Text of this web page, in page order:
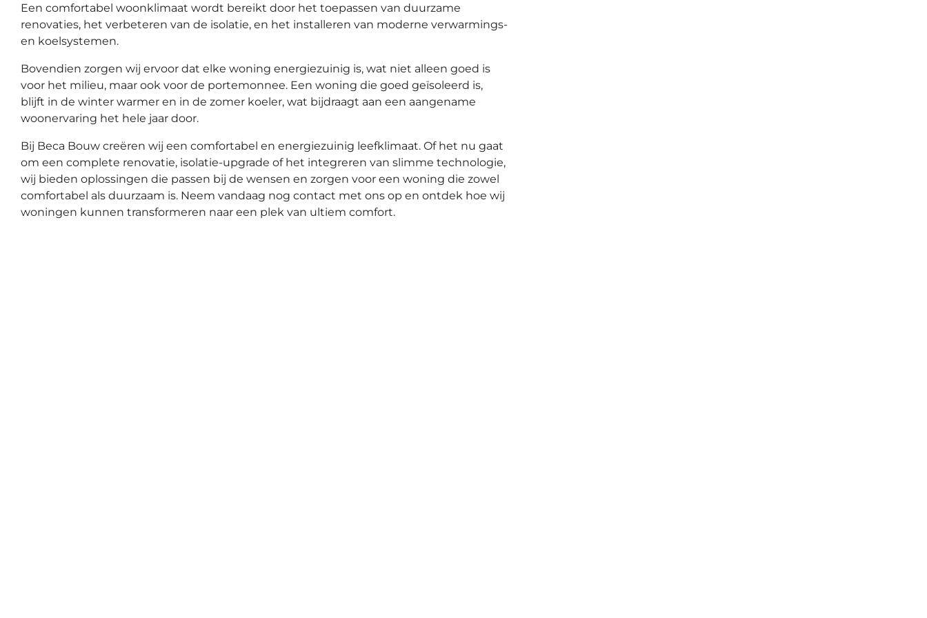
Een comfortabel woonklimaat wordt bereikt door het toepassen van duurzame
renovaties, het verbeteren van de isolatie, en het installeren van moderne verwarmings-
en koelsystemen.
Bovendien zorgen wij ervoor dat elke woning energiezuinig is, wat niet alleen goed is
voor het milieu, maar ook voor de portemonnee. Een woning die goed geïsoleerd is,
blijft in de winter warmer en in de zomer koeler, wat bijdraagt aan een aangename
woonervaring het hele jaar door.
Bij Beca Bouw creëren wij een comfortabel en energiezuinig leefklimaat. Of het nu gaat
om een complete renovatie, isolatie-upgrade of het integreren van slimme technologie,
wij bieden oplossingen die passen bij de wensen en zorgen voor een woning die zowel
comfortabel als duurzaam is. Neem vandaag nog contact met ons op en ontdek hoe wij
woningen kunnen transformeren naar een plek van ultiem comfort.